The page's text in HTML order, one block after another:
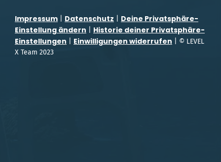
Impressum Datenschutz
Deine Privatsphäre-
Einstellung ändern
Historie deiner Privatsphäre-
Einstellungen
Einwilligungen widerrufen | © LEVEL
X Team 2023